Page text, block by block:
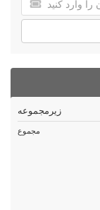
زیرمجموعه
مجموع